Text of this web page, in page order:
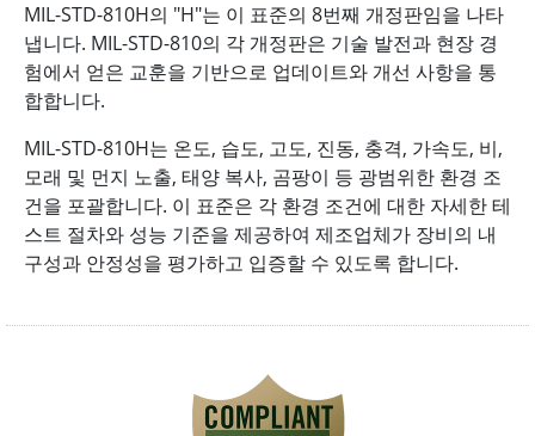
MIL-STD-810H의 "H"는 이 표준의 8번째 개정판임을 나타
냅니다. MIL-STD-810의 각 개정판은 기술 발전과 현장 경
험에서 얻은 교훈을 기반으로 업데이트와 개선 사항을 통
합합니다.
MIL-STD-810H는 온도, 습도, 고도, 진동, 충격, 가속도, 비,
모래 및 먼지 노출, 태양 복사, 곰팡이 등 광범위한 환경 조
건을 포괄합니다. 이 표준은 각 환경 조건에 대한 자세한 테
스트 절차와 성능 기준을 제공하여 제조업체가 장비의 내
구성과 안정성을 평가하고 입증할 수 있도록 합니다.